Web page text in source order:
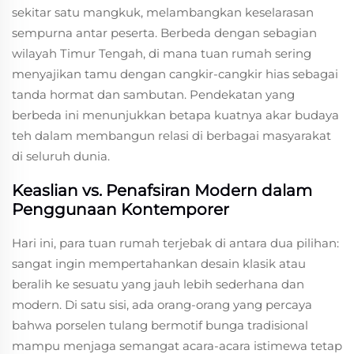
sekitar satu mangkuk, melambangkan keselarasan
sempurna antar peserta. Berbeda dengan sebagian
wilayah Timur Tengah, di mana tuan rumah sering
menyajikan tamu dengan cangkir-cangkir hias sebagai
tanda hormat dan sambutan. Pendekatan yang
berbeda ini menunjukkan betapa kuatnya akar budaya
teh dalam membangun relasi di berbagai masyarakat
di seluruh dunia.
Keaslian vs. Penafsiran Modern dalam
Penggunaan Kontemporer
Hari ini, para tuan rumah terjebak di antara dua pilihan:
sangat ingin mempertahankan desain klasik atau
beralih ke sesuatu yang jauh lebih sederhana dan
modern. Di satu sisi, ada orang-orang yang percaya
bahwa porselen tulang bermotif bunga tradisional
mampu menjaga semangat acara-acara istimewa tetap